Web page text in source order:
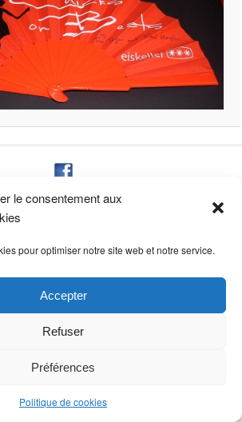
le consentement aux
pour optimiser notre site web et notre service.
Accepter
Refuser
Préférences
Politique de cookies
CYBÈLE CRÉATIONS
Résidence du château, 37
création site StudioCom